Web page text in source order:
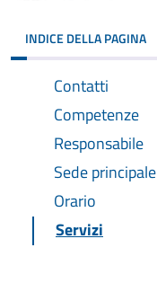
INDICE DELLA PAGINA
Contatti
Competenze
Responsabile
Sede principale
Orario
Servizi